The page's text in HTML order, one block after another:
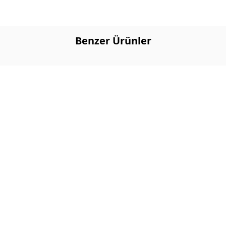
Benzer Ürünler